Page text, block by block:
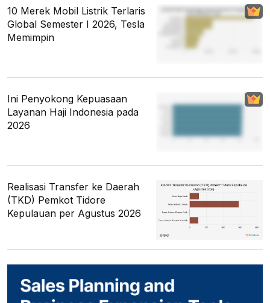
10 Merek Mobil Listrik Terlaris
Global Semester I 2026, Tesla
Memimpin
Ini Penyokong Kepuasaan
Layanan Haji Indonesia pada
2026
Realisasi Transfer ke Daerah
(TKD) Pemkot Tidore
Kepulauan per Agustus 2026